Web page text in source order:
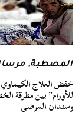
المصطبة,
خفض العلاج
للأورام” بين مطرقة
وسندان المرضى